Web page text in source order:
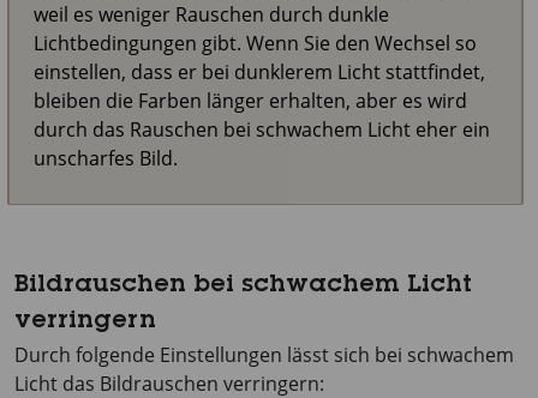
weil es weniger Rauschen durch dunkle
Lichtbedingungen gibt. Wenn Sie den Wechsel so
einstellen, dass er bei dunklerem Licht stattfindet,
bleiben die Farben länger erhalten, aber es wird
durch das Rauschen bei schwachem Licht eher ein
unscharfes Bild.
Bildrauschen bei schwachem Licht
verringern
Durch folgende Einstellungen lässt sich bei schwachem
Licht das Bildrauschen verringern: